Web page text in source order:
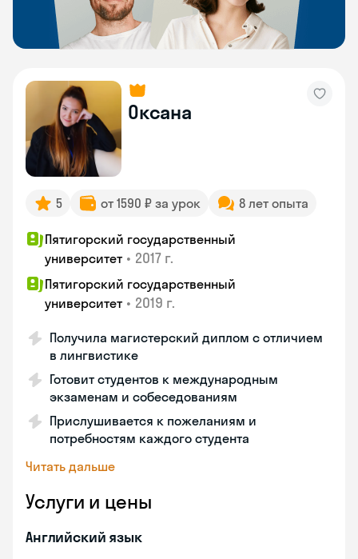
Оксана
5 от 1590 ₽ за урок 8 лет опыта
Пятигорский государственный
университет • 2017 г.
Пятигорский государственный
университет • 2019 г.
Получила магистерский диплом с отличием
в лингвистике
Готовит студентов к международным
экзаменам и собеседованиям
Прислушивается к пожеланиям и
потребностям каждого студента
Читать дальше
Услуги и цены
Английский язык